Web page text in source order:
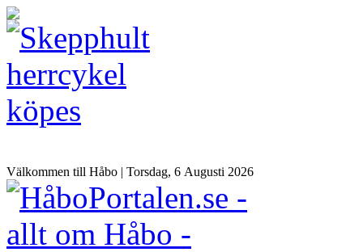
Välkommen till Håbo | Torsdag, 6 Αugusti 2026